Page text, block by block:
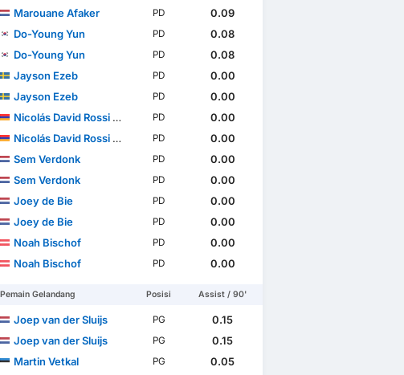
Marouane Afaker
PD
0.09
Do-Young Yun
PD
0.08
Do-Young Yun
PD
0.08
Jayson Ezeb
PD
0.00
Jayson Ezeb
PD
0.00
Nicolás David Rossi Marachlian
PD
0.00
Nicolás David Rossi Marachlian
PD
0.00
Sem Verdonk
PD
0.00
Sem Verdonk
PD
0.00
Joey de Bie
PD
0.00
Joey de Bie
PD
0.00
Noah Bischof
PD
0.00
Noah Bischof
PD 0.00
Pemain Gelandang Posisi Assist / 90'
Joep van der Sluijs PG
0.15
Joep van der Sluijs
PG
0.15
Martin Vetkal
PG
0.05